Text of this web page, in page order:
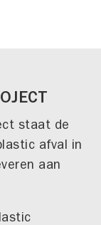
staat de
afval in
aan